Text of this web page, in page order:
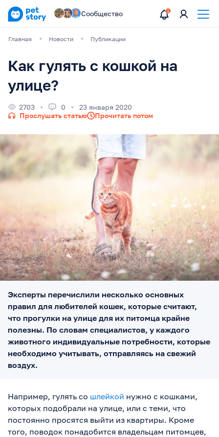
Сообщество
Главная Новости Публикации
Как гулять с кошкой на
улице?
2703 0
23 января 2020
Прослушать статью
Прочитать потом
Эксперты перечислили несколько основных
правил для любителей кошек, которые считают,
что прогулки на улице для их питомца крайне
полезны. По словам специалистов, у каждого
животного индивидуальные потребности, которые
необходимо учитывать, отправляясь на свежий
воздух.
Например, гулять со шлейкой нужно с кошками,
которых подобрали на улице, или с теми, что
постоянно просятся выйти из квартиры. Кроме
того, поводок понадобится владельцам питомцев,